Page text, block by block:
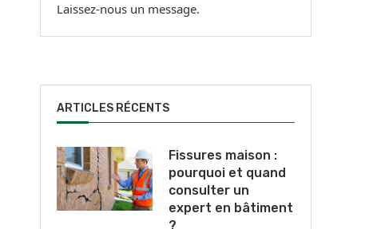
Laissez-nous un message.
ARTICLES RÉCENTS
Fissures maison :
pourquoi et quand
consulter un
expert en bâtiment
?